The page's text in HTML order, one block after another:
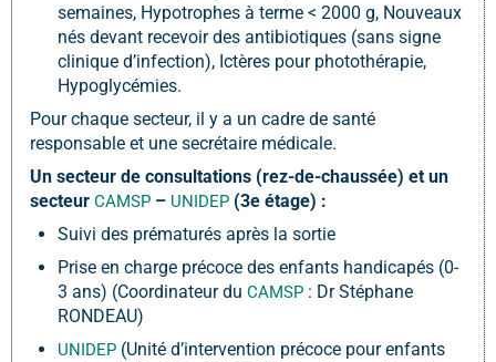
semaines, Hypotrophes à terme < 2000 g, Nouveaux
nés devant recevoir des antibiotiques (sans signe
clinique d’infection), Ictères pour photothérapie,
Hypoglycémies.
Pour chaque secteur, il y a un cadre de santé
responsable et une secrétaire médicale.
Un secteur de consultations (rez-de-chaussée) et un
secteur CAMSP – UNIDEP (3e étage) :
Suivi des prématurés après la sortie
Prise en charge précoce des enfants handicapés (0-
3 ans) (Coordinateur du CAMSP : Dr Stéphane
RONDEAU)
UNIDEP (Unité d’intervention précoce pour enfants